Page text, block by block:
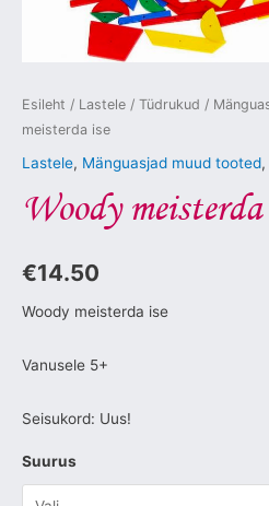
Esileht / Lastele / Tüdrukud /
meisterda ise
Lastele, Mänguasjad muud tooted,
Woody
€14.50
Woody meisterda ise
Vanusele 5+
Seisukord: Uus!
Suurus